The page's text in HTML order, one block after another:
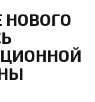
НОВОГО